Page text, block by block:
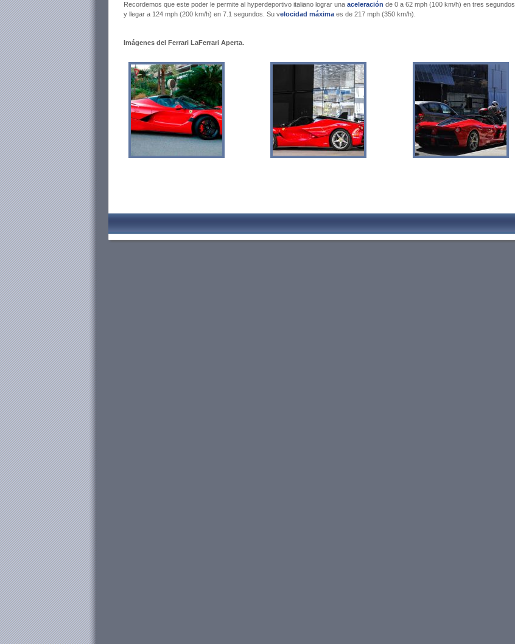
Recordemos que este poder le permite al hyperdeportivo italiano lograr una aceleración de 0 a 62 mph (100 km/h) en tres segundos,
y llegar a 124 mph (200 km/h) en 7.1 segundos. Su velocidad máxima es de 217 mph (350 km/h).
Imágenes del Ferrari LaFerrari Aperta.